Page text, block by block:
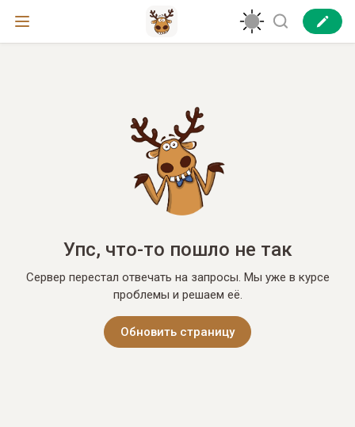
Упс, что-то пошло не так
Сервер перестал отвечать на запросы. Мы уже в курсе
проблемы и решаем её.
Обновить страницу